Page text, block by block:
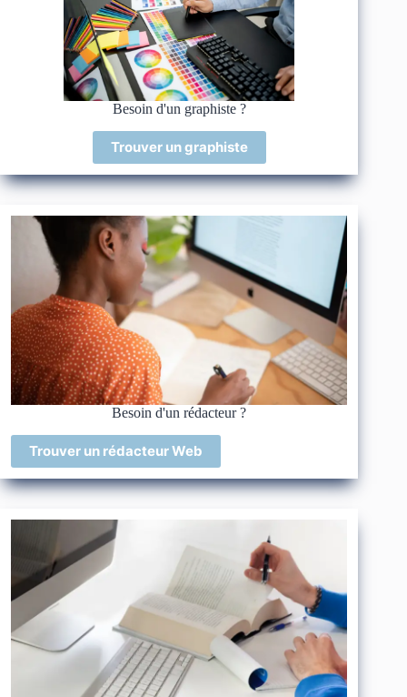
Besoin d'un graphiste ?
Trouver un graphiste
Besoin d'un rédacteur ?
Trouver un rédacteur Web